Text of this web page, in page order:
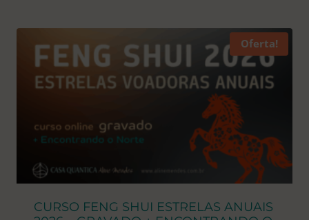
R$ 893.R$ 735.
Oferta!
CURSO FENG SHUI ESTRELAS ANUAIS